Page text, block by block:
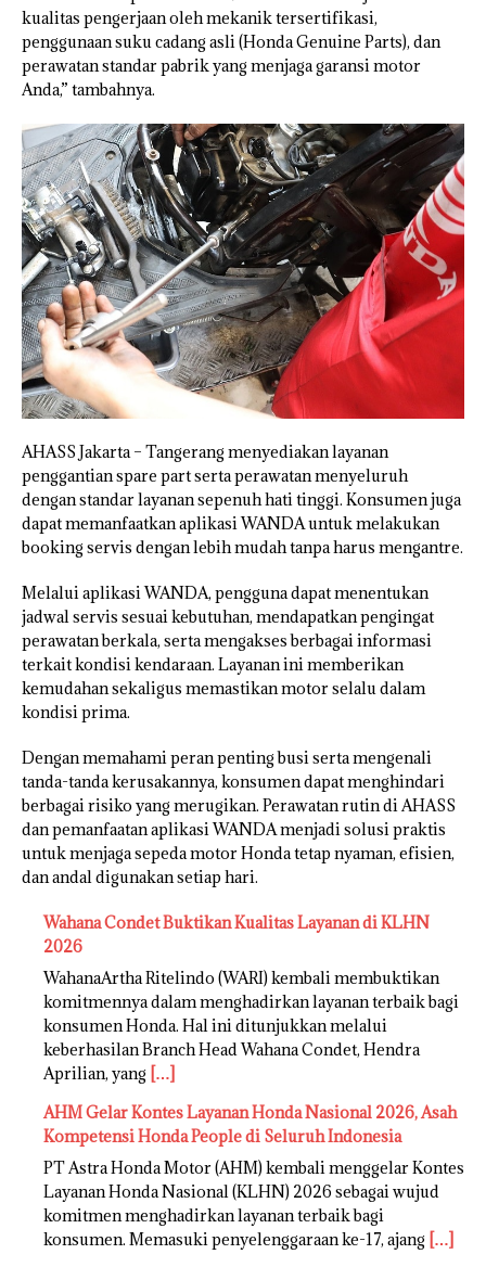
kualitas pengerjaan oleh mekanik tersertifikasi,
penggunaan suku cadang asli (Honda Genuine Parts), dan
perawatan standar pabrik yang menjaga garansi motor
Anda,” tambahnya.
AHASS Jakarta – Tangerang menyediakan layanan
penggantian spare part serta perawatan menyeluruh
dengan standar layanan sepenuh hati tinggi. Konsumen juga
dapat memanfaatkan aplikasi WANDA untuk melakukan
booking servis dengan lebih mudah tanpa harus mengantre.
Melalui aplikasi WANDA, pengguna dapat menentukan
jadwal servis sesuai kebutuhan, mendapatkan pengingat
perawatan berkala, serta mengakses berbagai informasi
terkait kondisi kendaraan. Layanan ini memberikan
kemudahan sekaligus memastikan motor selalu dalam
kondisi prima.
Dengan memahami peran penting busi serta mengenali
tanda-tanda kerusakannya, konsumen dapat menghindari
berbagai risiko yang merugikan. Perawatan rutin di AHASS
dan pemanfaatan aplikasi WANDA menjadi solusi praktis
untuk menjaga sepeda motor Honda tetap nyaman, efisien,
dan andal digunakan setiap hari.
Wahana Condet Buktikan Kualitas Layanan di KLHN
2026
WahanaArtha Ritelindo (WARI) kembali membuktikan
komitmennya dalam menghadirkan layanan terbaik bagi
konsumen Honda. Hal ini ditunjukkan melalui
keberhasilan Branch Head Wahana Condet, Hendra
Aprilian, yang […]
AHM Gelar Kontes Layanan Honda Nasional 2026, Asah
Kompetensi Honda People di Seluruh Indonesia
PT Astra Honda Motor (AHM) kembali menggelar Kontes
Layanan Honda Nasional (KLHN) 2026 sebagai wujud
komitmen menghadirkan layanan terbaik bagi
konsumen. Memasuki penyelenggaraan ke-17, ajang […]